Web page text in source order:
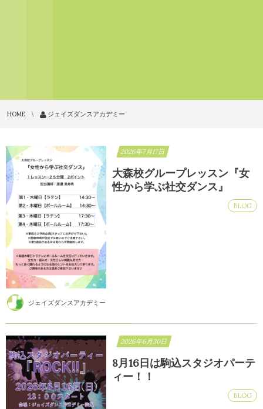
HOME ジェイズダンスアカデミー
2026年7月17日
大森校グループレッスン『女
性から学ぶ社交ダンス』
BLOG
ジェイズダンスアカデミー
2026年6月30日
8月16日は駒込スタジオパーテ
ィー！！
BLOG